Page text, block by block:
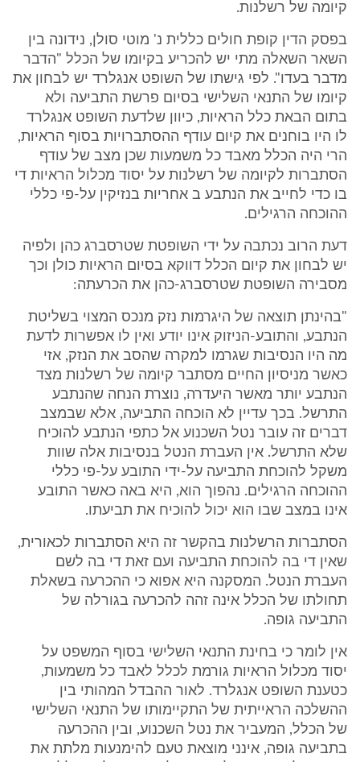
קיומה של רשלנות.
בפסק הדין קופת חולים כללית נ' מוטי סולן, נידונה בין
השאר השאלה מתי יש להכריע בקיומו של הכלל "הדבר
מדבר בעדו". לפי גישתו של השופט אנגלרד יש לבחון את
קיומו של התנאי השלישי בסיום פרשת התביעה ולא
בתום הבאת כלל הראיות, כיוון שלדעת השופט אנגלרד
לו היו בוחנים את קיום עודף ההסתברויות בסוף הראיות,
הרי היה הכלל מאבד כל משמעות שכן מצב של עודף
הסתברות לקיומה של רשלנות על יסוד מכלול הראיות די
בו כדי לחייב את הנתבע ב אחריות בנזיקין על-פי כללי
ההוכחה הרגילים.
דעת הרוב נכתבה על ידי השופטת שטרסברג כהן ולפיה
יש לבחון את קיום הכלל דווקא בסיום הראיות כולן וכך
מסבירה השופטת שטרסברג-כהן את הכרעתה:
"בהינתן תוצאה של היגרמות נזק מנכס המצוי בשליטת
הנתבע, והתובע-הניזוק אינו יודע ואין לו אפשרות לדעת
מה היו הנסיבות שגרמו למקרה שהסב את הנזק, אזי
כאשר מניסיון החיים מסתבר קיומה של רשלנות מצד
הנתבע יותר מאשר היעדרה, נוצרת הנחה שהנתבע
התרשל. בכך עדיין לא הוכחה התביעה, אלא שבמצב
דברים זה עובר נטל השכנוע אל כתפי הנתבע להוכיח
שלא התרשל. אין העברת הנטל בנסיבות אלה שוות
משקל להוכחת התביעה על-ידי התובע על-פי כללי
ההוכחה הרגילים. נהפוך הוא, היא באה כאשר התובע
אינו במצב שבו הוא יכול להוכיח את תביעתו.
הסתברות הרשלנות בהקשר זה היא הסתברות לכאורית,
שאין די בה להוכחת התביעה ועם זאת די בה לשם
העברת הנטל. המסקנה היא אפוא כי ההכרעה בשאלת
תחולתו של הכלל אינה זהה להכרעה בגורלה של
התביעה גופה.
אין לומר כי בחינת התנאי השלישי בסוף המשפט על
יסוד מכלול הראיות גורמת לכלל לאבד כל משמעות,
כטענת השופט אנגלרד. לאור ההבדל המהותי בין
ההשלכה הראייתית של התקיימותו של התנאי השלישי
של הכלל, המעביר את נטל השכנוע, ובין ההכרעה
בתביעה גופה, אינני מוצאת טעם להימנעות מלתת את